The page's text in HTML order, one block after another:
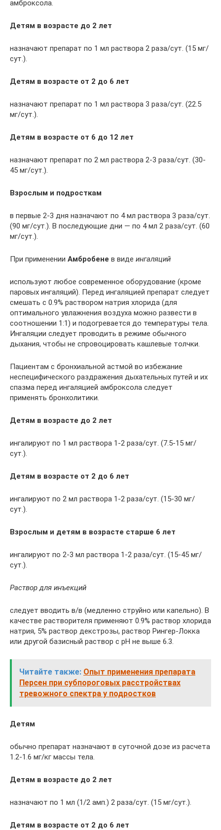
амброксола.
Детям в возрасте до 2 лет
назначают препарат по 1 мл раствора 2 раза/сут. (15 мг/
сут.).
Детям в возрасте от 2 до 6 лет
назначают препарат по 1 мл раствора 3 раза/сут. (22.5
мг/сут.).
Детям в возрасте от 6 до 12 лет
назначают препарат по 2 мл раствора 2-3 раза/сут. (30-
45 мг/сут.).
Взрослым и подросткам
в первые 2-3 дня назначают по 4 мл раствора 3 раза/сут.
(90 мг/сут.). В последующие дни — по 4 мл 2 раза/сут. (60
мг/сут.).
При применении Амбробене в виде ингаляций
используют любое современное оборудование (кроме
паровых ингаляций). Перед ингаляцией препарат следует
смешать с 0.9% раствором натрия хлорида (для
оптимального увлажнения воздуха можно развести в
соотношении 1:1) и подогревается до температуры тела.
Ингаляции следует проводить в режиме обычного
дыхания, чтобы не спровоцировать кашлевые толчки.
Пациентам с бронхиальной астмой во избежание
неспецифического раздражения дыхательных путей и их
спазма перед ингаляцией амброксола следует
применять бронхолитики.
Детям в возрасте до 2 лет
ингалируют по 1 мл раствора 1-2 раза/сут. (7.5-15 мг/
сут.).
Детям в возрасте от 2 до 6 лет
ингалируют по 2 мл раствора 1-2 раза/сут. (15-30 мг/
сут.).
Взрослым и детям в возрасте старше 6 лет
ингалируют по 2-3 мл раствора 1-2 раза/сут. (15-45 мг/
сут.).
Раствор для инъекций
следует вводить в/в (медленно струйно или капельно). В
качестве растворителя применяют 0.9% раствор хлорида
натрия, 5% раствор декстрозы, раствор Рингер-Локка
или другой базисный раствор с рН не выше 6.3.
Читайте также: Опыт применения препарата
Персен при субпороговых расстройствах
тревожного спектра у подростков
Детям
обычно препарат назначают в суточной дозе из расчета
1.2-1.6 мг/кг массы тела.
Детям в возрасте до 2 лет
назначают по 1 мл (1/2 амп.) 2 раза/сут. (15 мг/сут.).
Детям в возрасте от 2 до 6 лет